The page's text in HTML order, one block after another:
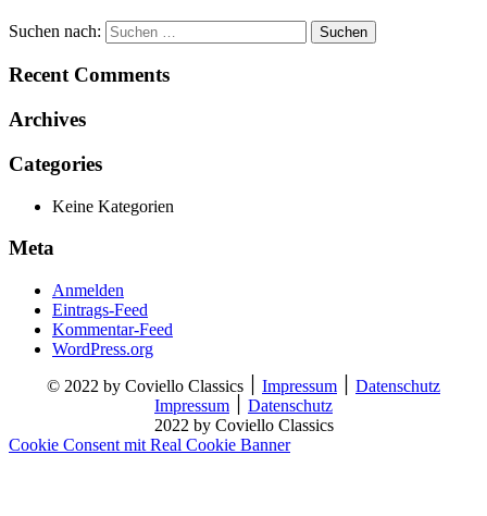
Suchen nach:
Recent Comments
Archives
Categories
Keine Kategorien
Meta
Anmelden
Eintrags-Feed
Kommentar-Feed
WordPress.org
Impressum
Datenschutz
Impressum
Datenschutz
2022 by Coviello Classics
Cookie Consent mit Real Cookie Banner